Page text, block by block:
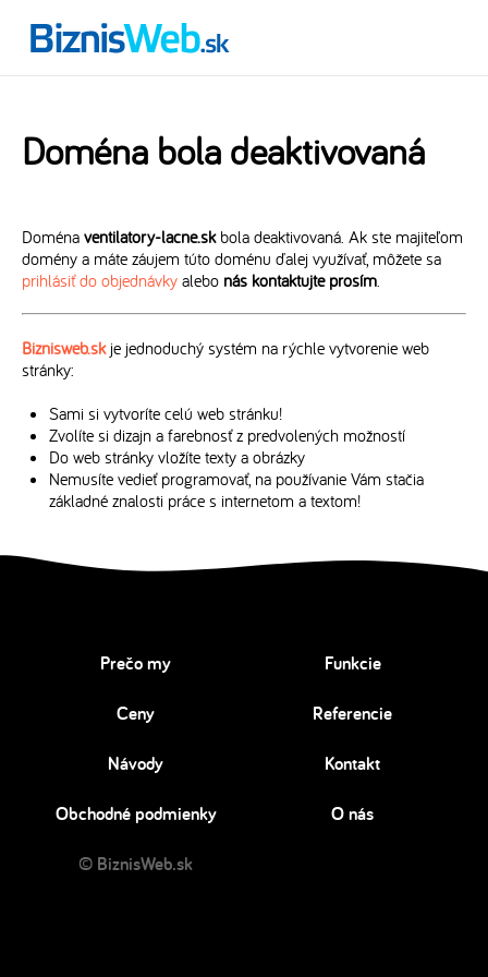
Doména bola deaktivovaná
Doména ventilatory-lacne.skbola deaktivovaná. Ak ste majiteľom
domény a máte záujem túto doménu ďalej využívať, môžete sa
prihlásiť do objednávky alebo nás kontaktujte prosím.
Biznisweb.skje jednoduchý systém na rýchle vytvorenie web
stránky:
Sami si vytvoríte celú web stránku!
Zvolíte si dizajn a farebnosť z predvolených možností
Do web stránky vložíte texty a obrázky
Nemusíte vedieť programovať, na používanie Vám stačia
základné znalosti práce s internetom a textom!
Prečo my Funkcie
Ceny Referencie
Návody Kontakt
Obchodné podmienky O nás
© BiznisWeb.sk